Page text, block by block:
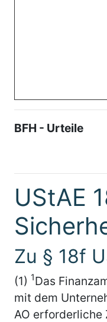
BFH - Urteile
UStAE
Zu § 18f
(1) 1Das
mit dem
AO erforderliche